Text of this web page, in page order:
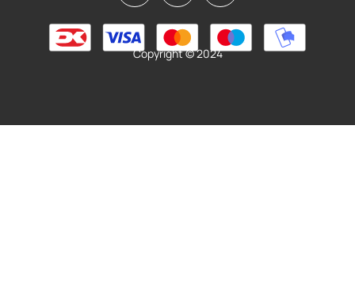
Tilføj til kurv
Copyright © 2024